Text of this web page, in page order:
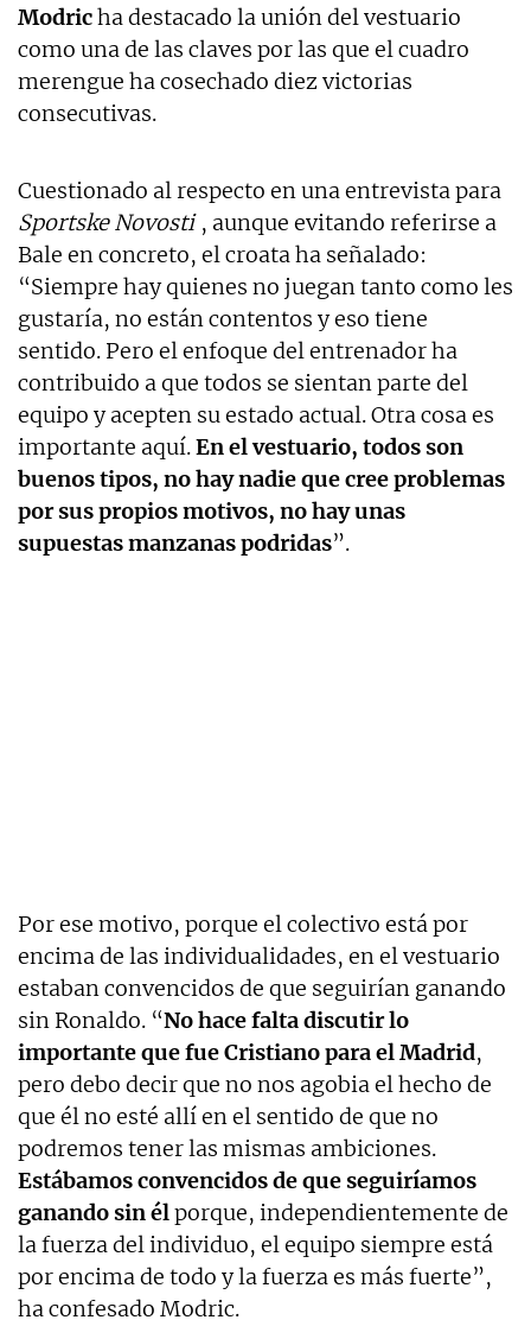
Modricha destacado la unión del vestuario
como una de las claves por las que el cuadro
merengue ha cosechado diez victorias
consecutivas.
Cuestionado al respecto en una entrevista para
Sportske Novosti , aunque evitando referirse a
Bale en concreto, el croata ha señalado:
“Siempre hay quienes no juegan tanto como les
gustaría, no están contentos y eso tiene
sentido. Pero el enfoque del entrenador ha
contribuido a que todos se sientan parte del
equipo y acepten su estado actual. Otra cosa es
importante aquí.En el vestuario, todos son
buenos tipos, no hay nadie que cree problemas
por sus propios motivos, no hay unas
supuestas manzanas podridas”.
Por ese motivo, porque el colectivo está por
encima de las individualidades, en el vestuario
estaban convencidos de que seguirían ganando
sin Ronaldo. “No hace falta discutir lo
importante que fue Cristiano para el Madrid,
pero debo decir que no nos agobia el hecho de
que él no esté allí en el sentido de que no
podremos tener las mismas ambiciones.
Estábamos convencidos de que seguiríamos
ganando sin élporque, independientemente de
la fuerza del individuo, el equipo siempre está
por encima de todo y la fuerza es más fuerte”,
ha confesado Modric.